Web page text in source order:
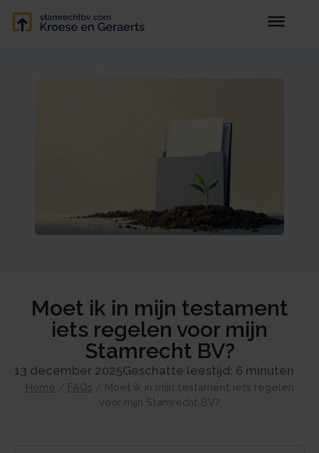
Moet ik in mijn testament
iets regelen voor mijn
Stamrecht BV?
13 december 2025Geschatte leestijd: 6 minuten
Home / FAQs / Moet ik in mijn testament iets regelen
voor mijn Stamrecht BV?